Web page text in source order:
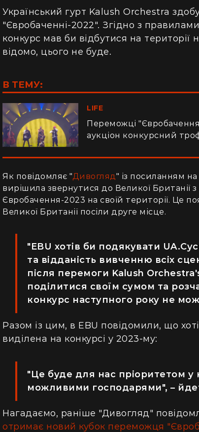
Український гурт Kalush Orchestra
"Євробаченні-2022". Згідно з
конкурс мав би відбутися на
відомо, цього не буде.
В ТЕМУ:
LIFE
Переможці
аукціон конкурсний
Як повідомляє "Дивогляд " із посиланням на
вирішила звернутися до Великої Британії
Євробачення-2023 на своїй території. Це
Великої Британії посіли друге місце.
"EBU хотів би подякувати
та відданість вивченню всіх
після перемоги Kalush
поділитися своїм сумом та
конкурс наступного року не
Разом із цим, в EBU повідомили, що
виділена на конкурсі у 2023-му:
"Це буде для нас пріоритетом у
можливими господарями", –
Нагадаємо, раніше "Дивогляд"
отримає новий кубок переможця